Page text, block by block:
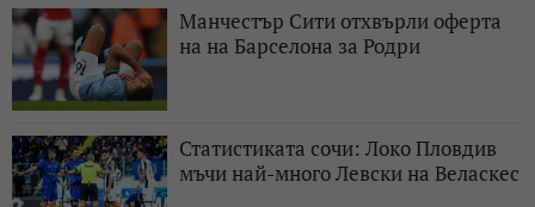
Манчестър Сити отхвърли оферта
на на Барселона за Родри
Статистиката сочи: Локо Пловдив
мъчи най-много Левски на Веласкес